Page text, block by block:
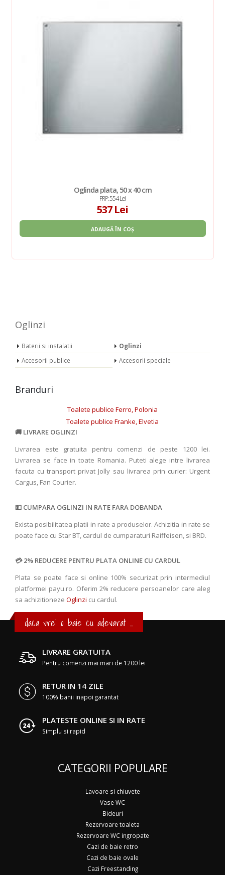
Oglinda plata, 50 x 40 cm
PRP: 554 Lei
537 Lei
ADAUGĂ ÎN COȘ
Oglinzi
Baterii si instalatii
Oglinzi
Accesorii publice
Accesorii speciale
Branduri
Toalete publice Ferro, Polonia
Toalete publice Franke, Elvetia
LIVRARE OGLINZI
Livrarea este gratuita pentru comenzi de peste 1200 lei.
Livrarea se face in toate Romania. Puteti alege intre livrarea
facuta cu transport privat Jolly sau livrarea prin curier: Urgent
Cargus, Fan Courier.
CUMPARA OGLINZI IN RATE FARA DOBANDA
Exista posibilitatea platii in rate a produselor. Achizitia in rate se
poate face cu Star BT, cardul de cumparaturi Raiffeisen, si BRD.
2% REDUCERE PENTRU PLATA ONLINE CU CARDUL
Plata se poate face si online 100% securizat prin intermediul
platformei payu.ro. Oferim 2% reducere persoanelor care aleg
sa achizitioneze Oglinzi cu cardul.
daca vrei o baie cu adevarat ...
LIVRARE GRATUITA
Pentru comenzi mai mari de 1200 lei
RETUR IN 14 ZILE
100% banii inapoi garantat
PLATESTE ONLINE SI IN RATE
Simplu si rapid
CATEGORII POPULARE
Lavoare si chiuvete
Vase WC
Bideuri
Rezervoare toaleta
Rezervoare WC ingropate
Cazi de baie retro
Cazi de baie ovale
Cazi Freestanding